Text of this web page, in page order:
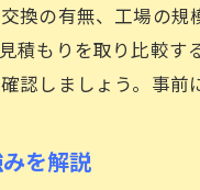
換の有無、工場の
積もりを取り比較
認しましょう。事前
を解説